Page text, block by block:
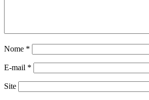
Nome *
E-mail *
Site